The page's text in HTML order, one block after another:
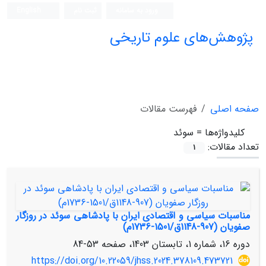
پژوهش‌های علوم تاریخی
صفحه اصلی
فهرست مقالات
کلیدواژه‌ها = سوئد
تعداد مقالات:
1
مناسبات سیاسی و اقتصادی ایران با پادشاهی سوئد در روزگار
صفویان (907-1148ق/1501-1736م)
دوره 16، شماره 1، تابستان 1403، صفحه
53-84
https://doi.org/10.22059/jhss.2024.378109.473721